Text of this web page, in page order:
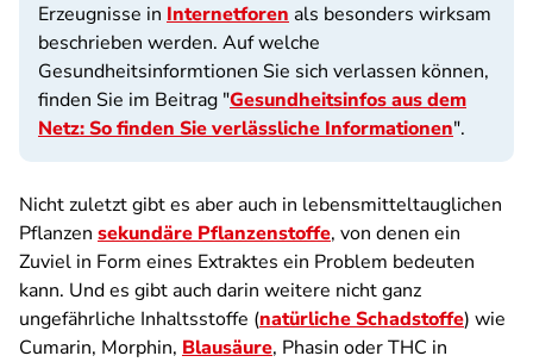
Erzeugnisse in Internetforen als besonders wirksam
beschrieben werden. Auf welche
Gesundheitsinformtionen Sie sich verlassen können,
finden Sie im Beitrag "Gesundheitsinfos aus dem
Netz: So finden Sie verlässliche Informationen".
Nicht zuletzt gibt es aber auch in lebensmitteltauglichen
Pflanzen sekundäre Pflanzenstoffe, von denen ein
Zuviel in Form eines Extraktes ein Problem bedeuten
kann. Und es gibt auch darin weitere nicht ganz
ungefährliche Inhaltsstoffe (natürliche Schadstoffe) wie
Cumarin, Morphin, Blausäure, Phasin oder THC in